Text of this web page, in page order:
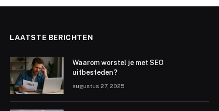
LAATSTE BERICHTEN
Waarom worstel je met SEO
uitbesteden?
augustus 27, 2025